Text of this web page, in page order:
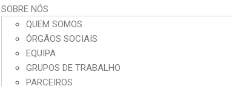
SOBRE NÓS
QUEM SOMOS
ÓRGÃOS SOCIAIS
EQUIPA
GRUPOS DE TRABALHO
PARCEIROS